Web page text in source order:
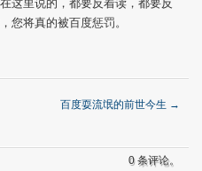
这里说的，都要反着读，都要反
您将真的被百度惩罚。
百度耍流氓的前世今生 →
0 条评论。